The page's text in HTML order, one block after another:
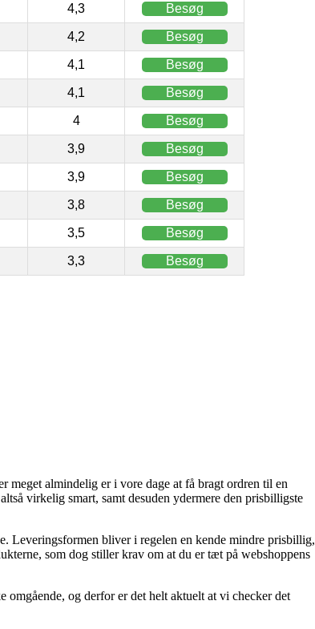
4,3 Besøg
4,2 Besøg
4,1 Besøg
4,1 Besøg
4 Besøg
3,9 Besøg
3,9 Besøg
3,8 Besøg
3,5 Besøg
3,3 Besøg
meget almindelig er i vore dage at få bragt ordren til en
virkelig smart, samt desuden ydermere den prisbilligste
Leveringsformen bliver i regelen en kende mindre prisbillig,
som dog stiller krav om at du er tæt på webshoppens
og derfor er det helt aktuelt at vi checker det